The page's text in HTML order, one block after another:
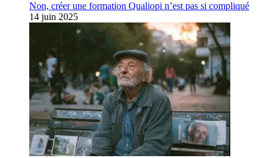
Non, créer une formation Qualiopi n’est pas si compliqué
14 juin 2025